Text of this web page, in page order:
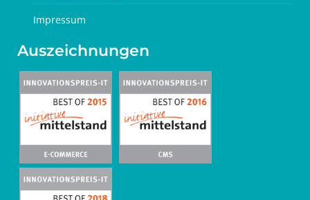
Impressum
Auszeichnungen